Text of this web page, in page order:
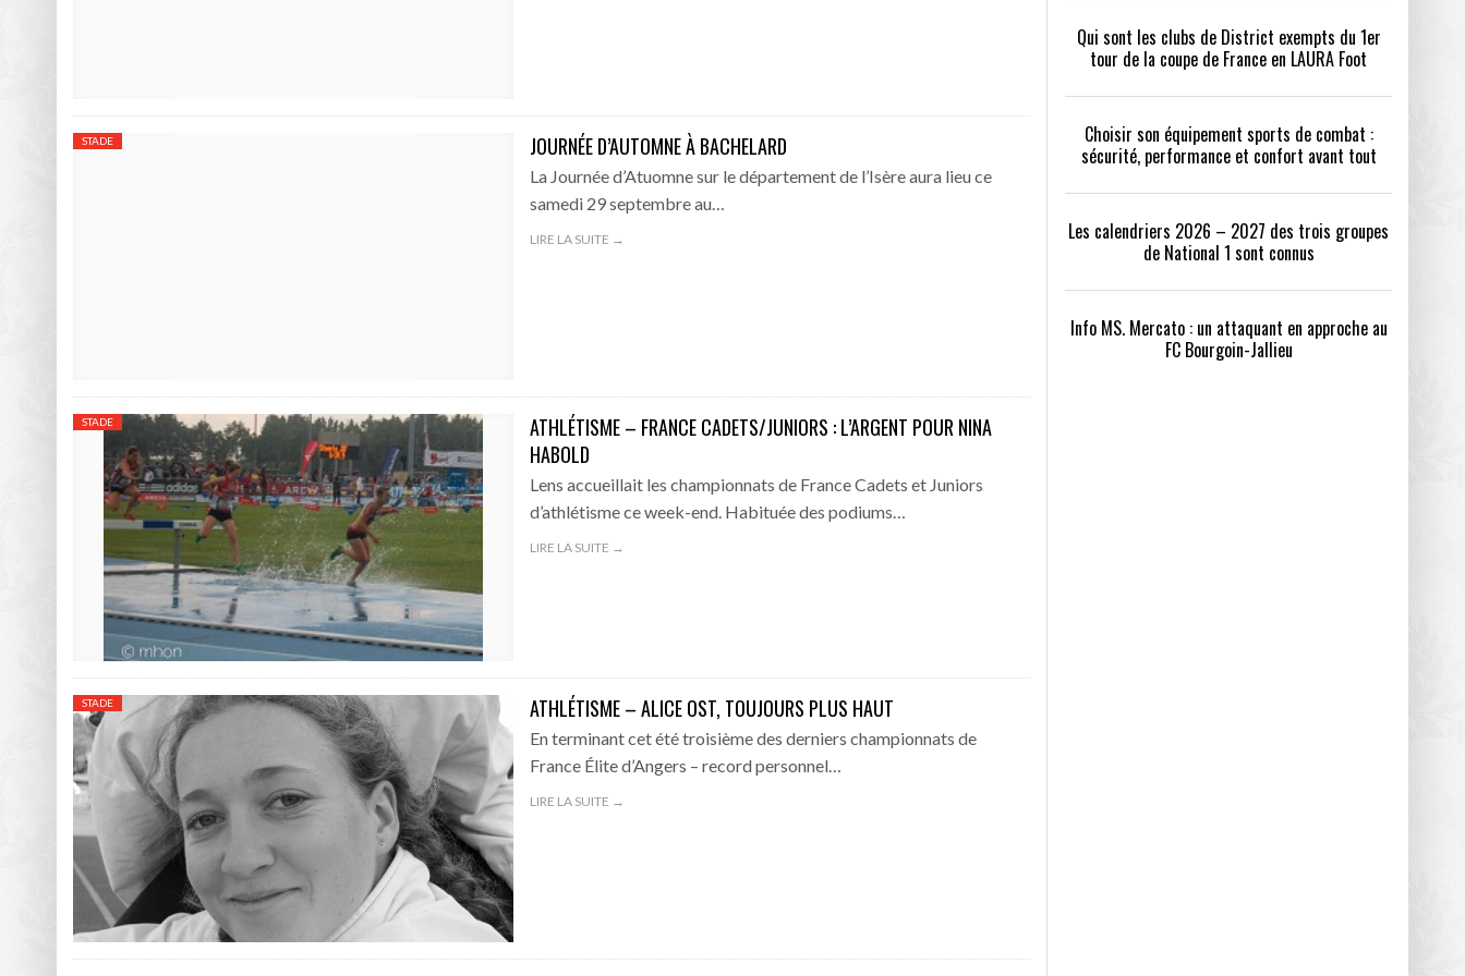
STADE JOURNÉE D’AUTOMNE À BACHELARD
La Journée d’Atuomne sur le département de l’Isère aura lieu ce
samedi 29 septembre au…
LIRE LA SUITE →
STADE
ATHLÉTISME – FRANCE CADETS/JUNIORS : L’ARGENT POUR NINA
HABOLD
Lens accueillait les championnats de France Cadets et Juniors
d’athlétisme ce week-end. Habituée des podiums…
LIRE LA SUITE →
STADE ATHLÉTISME – ALICE OST, TOUJOURS PLUS HAUT
En terminant cet été troisième des derniers championnats de
France Élite d’Angers – record personnel…
LIRE LA SUITE →
Qui sont les clubs de District exempts du 1er
tour de la coupe de France en LAURA Foot
Choisir son équipement sports de combat :
sécurité, performance et confort avant tout
Les calendriers 2026 – 2027 des trois groupes
de National 1 sont connus
Info MS. Mercato : un attaquant en approche au
FC Bourgoin-Jallieu